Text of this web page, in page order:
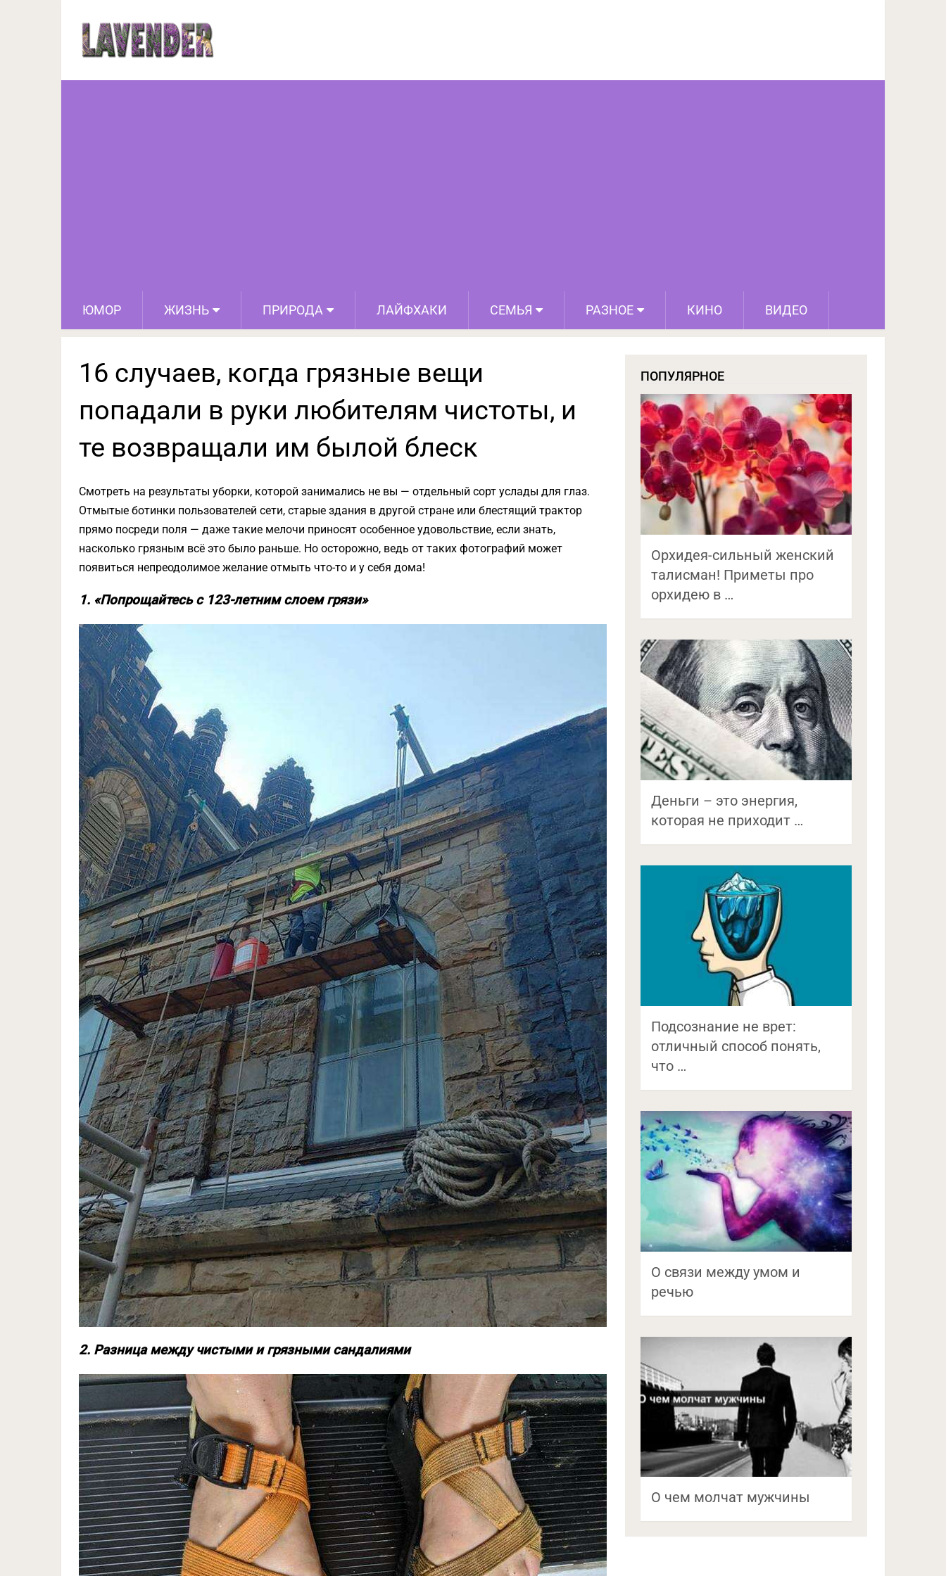
ЮМОР ЖИЗНЬ ПРИРОДА ЛАЙФХАКИ СЕМЬЯ РАЗНОЕ КИНО ВИДЕО
16 случаев, когда грязные вещи попадали в руки любителям
16 случаев, когда грязные вещи
попадали в руки любителям чистоты, и
те возвращали им былой блеск
Смотреть на результаты уборки, которой занимались не вы — отдельный сорт услады для глаз.
Отмытые ботинки пользователей сети, старые здания в другой стране или блестящий трактор
прямо посреди поля — даже такие мелочи приносят особенное удовольствие, если знать,
насколько грязным всё это было раньше. Но осторожно, ведь от таких фотографий может
появиться непреодолимое желание отмыть что-то и у себя дома!
1. «Попрощайтесь с 123-летним слоем грязи»
2. Разница между чистыми и грязными сандалиями
ПОПУЛЯРНОЕ
Орхидея-сильный женский
талисман! Приметы про
орхидею в …
Деньги – это энергия,
которая не приходит …
Подсознание не врет:
отличный способ понять,
что …
О связи между умом и
речью
О чем молчат мужчины